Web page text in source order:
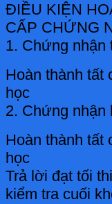
ĐIỀU KIỆN
CẤP CHỨNG
1. Chứng nhận
Hoàn thành tất
học
2. Chứng nhận
Hoàn thành tất
học
Trả lời đạt tối
kiểm tra cuối